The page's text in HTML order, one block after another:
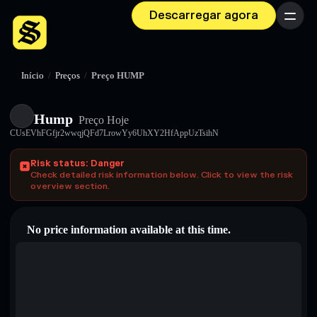
Descarregar agora Menu
Início / Preços / Preço HUMP
Hump Preço Hoje
CUsEVhFGfjr2wwqjQFd7LrowYy6UhXY2HfAppUzTsihN
Risk status: Danger
Check detailed risk information below. Click to view the risk
overview section.
No price information available at this time.